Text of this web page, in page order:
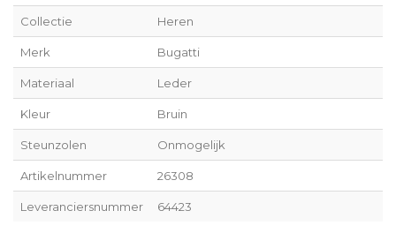
Collectie Heren
Merk Bugatti
Materiaal Leder
Kleur Bruin
Steunzolen Onmogelijk
Artikelnummer 26308
Leveranciersnummer 64423